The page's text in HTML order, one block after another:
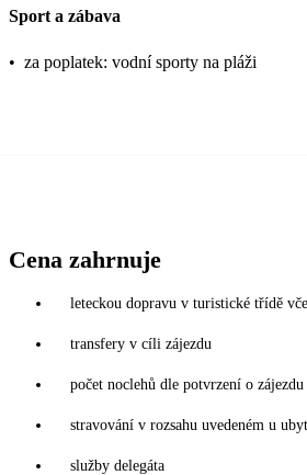
Sport a zábava
• za poplatek: vodní sporty na pláži
Cena zahrnuje
leteckou dopravu v turistické třídě
transfery v cíli zájezdu
počet noclehů dle potvrzení o zájezdu
stravování v rozsahu uvedeném u
služby delegáta